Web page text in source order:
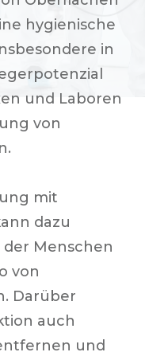
hygienische
in
und Laboren
von
mit
dazu
der Menschen
von
Darüber
auch
und